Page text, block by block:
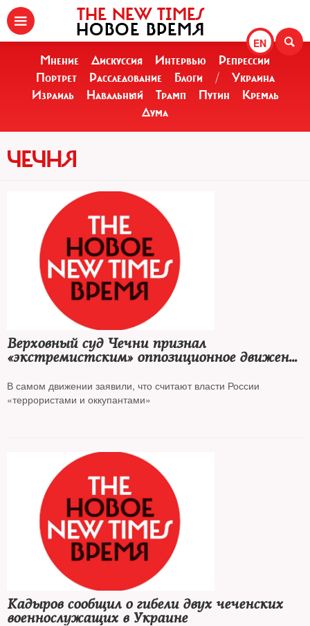
EN
THE NEW TIMES
НОВОЕ ВРЕМЯ
Мнение Дискуссия Интервью
Репрессии
Портрет
Расследование Блоги /
Украина
Израиль
Навальный Трамп Путин
Кремль
Дума
ЧЕЧНЯ
Верховный суд Чечни признал
«экстремистским» оппозиционное движение
и дестабилизации общественно-
политической обстановки»
В самом движении заявили, что считают власти России
«террористами и оккупантами»
Кадыров сообщил о гибели двух чеченских
военнослужащих в Украине